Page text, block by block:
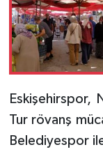
Eskişehirspor,
Tur rövanş
Belediyespor